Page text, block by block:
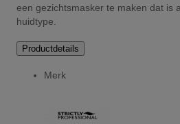
een gezichtsmasker te maken dat is
huidtype.
Productdetails
Merk